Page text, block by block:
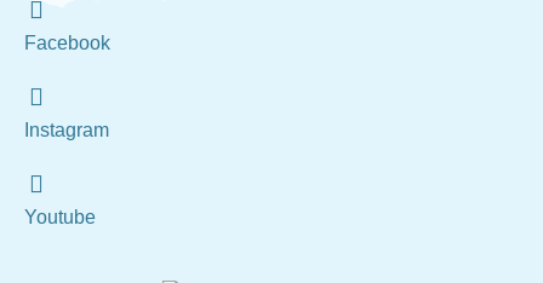
Facebook
Instagram
Youtube